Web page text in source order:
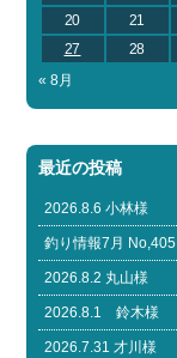
20
21
27
28
« 8月
最近の投稿
2026.8.6 小林様
釣り情報7月 No,405
2026.8.2 丸山様
2026.8.1 鈴木様
2026.7.31 才川様